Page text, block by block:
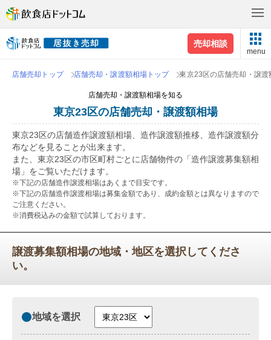
売却相談
menu
店舗売却トップ 店舗売却・譲渡額相場トップ 東京23区の店舗売却・譲渡
店舗売却・譲渡額相場を知る
東京23区の店舗売却・譲渡額相場
東京23区の店舗造作譲渡額相場、造作譲渡額推移、造作譲渡額分
布などを見ることが出来ます。
また、東京23区の市区町村ごとに店舗物件の「造作譲渡募集額相
場」をご覧いただけます。
※下記の店舗造作譲渡相場はあくまで目安です。
※下記の店舗造作譲渡相場は募集金額であり、成約金額とは異なりますので
ご注意ください。
※消費税込みの金額で試算しております。
譲渡募集額相場の地域・地区を選択してくださ
い。
地域を選択